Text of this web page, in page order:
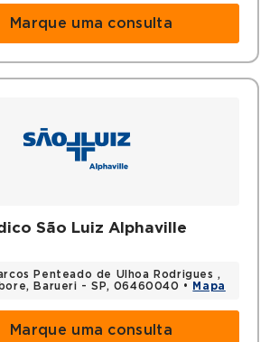
titulada pela SBEM (2023)
Marque uma consulta
São Luiz Alphaville
Penteado de Ulhoa Rodrigues ,
Barueri - SP, 06460040 •
Mapa
Marque uma consulta